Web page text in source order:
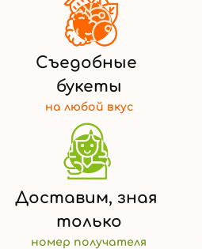
Съедобные
букеты
на любой вкус
Доставим, зная
только
номер получателя